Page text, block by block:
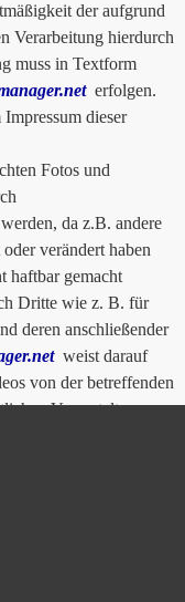
der aufgrund
Verarbeitung hierdurch
muss in Textform
erfolgen.
dieser
Fotos und
da z.B. andere
verändert haben
gemacht
Dritte wie z. B. für
deren anschließender
weist darauf
von der betreffenden
Veranstaltungen